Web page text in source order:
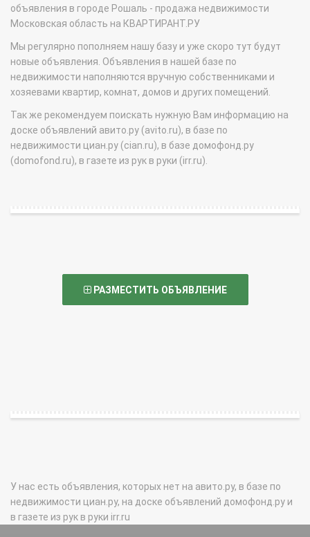
объявления в городе Рошаль - продажа недвижимости
Московская область на КВАРТИРАНТ.РУ
Мы регулярно пополняем нашу базу и уже скоро тут будут
новые объявления. Объявления в нашей базе по
недвижимости наполняются вручную собственниками и
хозяевами квартир, комнат, домов и других помещений.
Так же рекомендуем поискать нужную Вам информацию на
доске объявлений авито.ру (avito.ru), в базе по
недвижимости циан.ру (cian.ru), в базе домофонд.ру
(domofond.ru), в газете из рук в руки (irr.ru).
РАЗМЕСТИТЬ ОБЪЯВЛЕНИЕ
У нас есть объявления, которых нет на авито.ру, в базе по
недвижимости циан.ру, на доске объявлений домофонд.ру и
в газете из рук в руки irr.ru